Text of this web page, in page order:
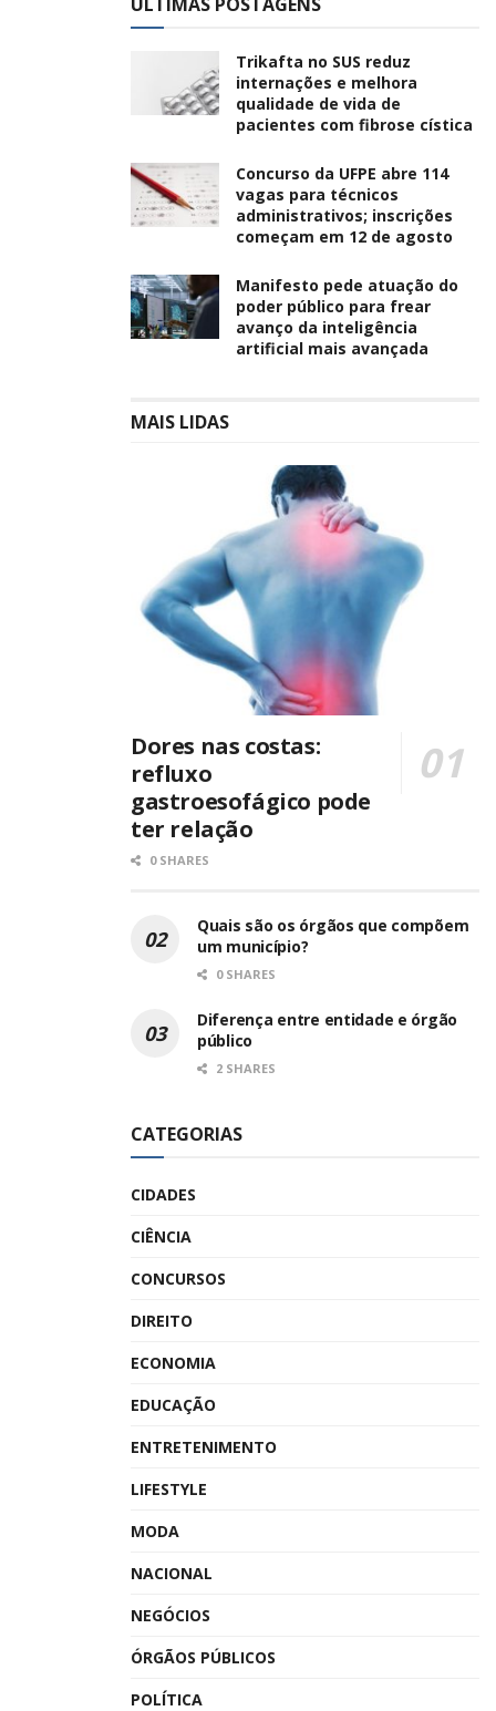
ÚLTIMAS POSTAGENS
Trikafta no SUS reduz
internações e melhora
qualidade de vida de
pacientes com fibrose cística
Concurso da UFPE abre 114
vagas para técnicos
administrativos; inscrições
começam em 12 de agosto
Manifesto pede atuação do
poder público para frear
avanço da inteligência
artificial mais avançada
MAIS LIDAS
Dores nas costas:
refluxo
gastroesofágico pode
ter relação
0 SHARES
Quais são os órgãos que compõem
um município?
0 SHARES
Diferença entre entidade e órgão
público
2 SHARES
CATEGORIAS
CIDADES
CIÊNCIA
CONCURSOS
DIREITO
ECONOMIA
EDUCAÇÃO
ENTRETENIMENTO
LIFESTYLE
MODA
NACIONAL
NEGÓCIOS
ÓRGÃOS PÚBLICOS
POLÍTICA